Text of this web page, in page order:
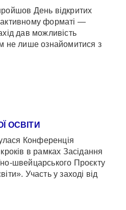
День відкритих
форматі —
дав можливість
не лише ознайомитися з
ОСВІТИ
Конференція
в рамках Засідання
швейцарського Проєкту
Участь у заході від